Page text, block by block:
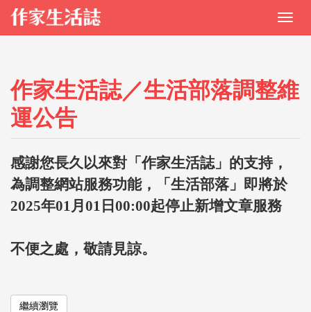
作家生活誌／生活部落調整維
運公告
感謝您長久以來對「作家生活誌」的支持，
為調整網站服務功能，「生活部落」即將於
2025年01月01日00:00起停止新增文章服務
不便之處，敬請見諒。
繼續瀏覽